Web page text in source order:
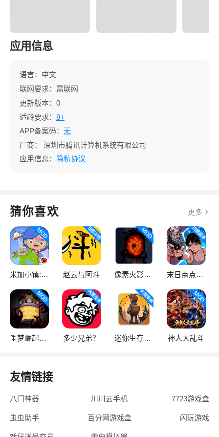
应用信息
语言：中文
联网要求：需联网
更新版本：0
适龄要求： 8+
APP备案码： 无
厂商：
深圳市腾讯计算机系统有限公司
应用信息：
隐私协议
猜你喜欢 更多
米加小镇:世界 赵云与阿斗 像素火影次世代 末日点点（辅助菜单）
噩梦崛起：生存 多少兄弟？ 迷你生存僵尸大战魔改版 神人大乱斗
友情链接
八门神器 川川云手机 7723游戏盒
虫虫助手 百分网游戏盒 闪玩游戏